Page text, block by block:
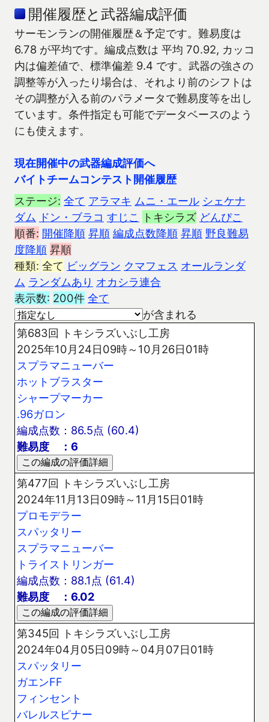
開催履歴と武器編成評価
サーモンランの開催履歴＆予定です。難易度は
6.78 が平均です。編成点数は 平均 70.92, カッコ
内は偏差値で、標準偏差 9.4 です。武器の強さの
調整等が入ったり場合は、それより前のシフトは
その調整が入る前のパラメータで難易度等を出し
ています。条件指定も可能でデータベースのよう
にも使えます。
現在開催中の武器編成評価へ
バイトチームコンテスト開催履歴
ステージ: 全て アラマキ ムニ・エール シェケナ
ダム ドン・ブラコ すじこ トキシラズ どんぴこ
順番: 開催降順 昇順 編成点数降順 昇順 野良難易
度降順 昇順
種類: 全て ビッグラン クマフェス オールランダ
ム ランダムあり オカシラ連合
表示数: 200件 全て
が含まれる
第683回 トキシラズいぶし工房
2025年10月24日09時～10月26日01時
スプラマニューバー
ホットブラスター
シャープマーカー
.96ガロン
編成点数：86.5点 (60.4)
難易度 ：6
第477回 トキシラズいぶし工房
2024年11月13日09時～11月15日01時
プロモデラー
スパッタリー
スプラマニューバー
トライストリンガー
編成点数：88.1点 (61.4)
難易度 ：6.02
第345回 トキシラズいぶし工房
2024年04月05日09時～04月07日01時
スパッタリー
ガエンFF
フィンセント
バレルスピナー